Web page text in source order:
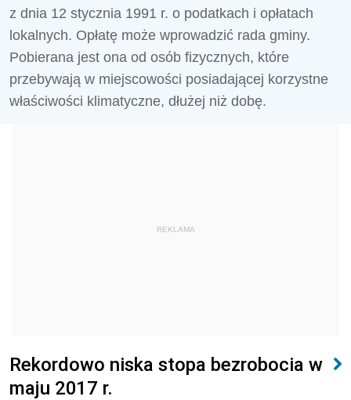
z dnia 12 stycznia 1991 r. o podatkach i opłatach
lokalnych. Opłatę może wprowadzić rada gminy.
Pobierana jest ona od osób fizycznych, które
przebywają w miejscowości posiadającej korzystne
właściwości klimatyczne, dłużej niż dobę.
REKLAMA
Rekordowo niska stopa bezrobocia w
maju 2017 r.